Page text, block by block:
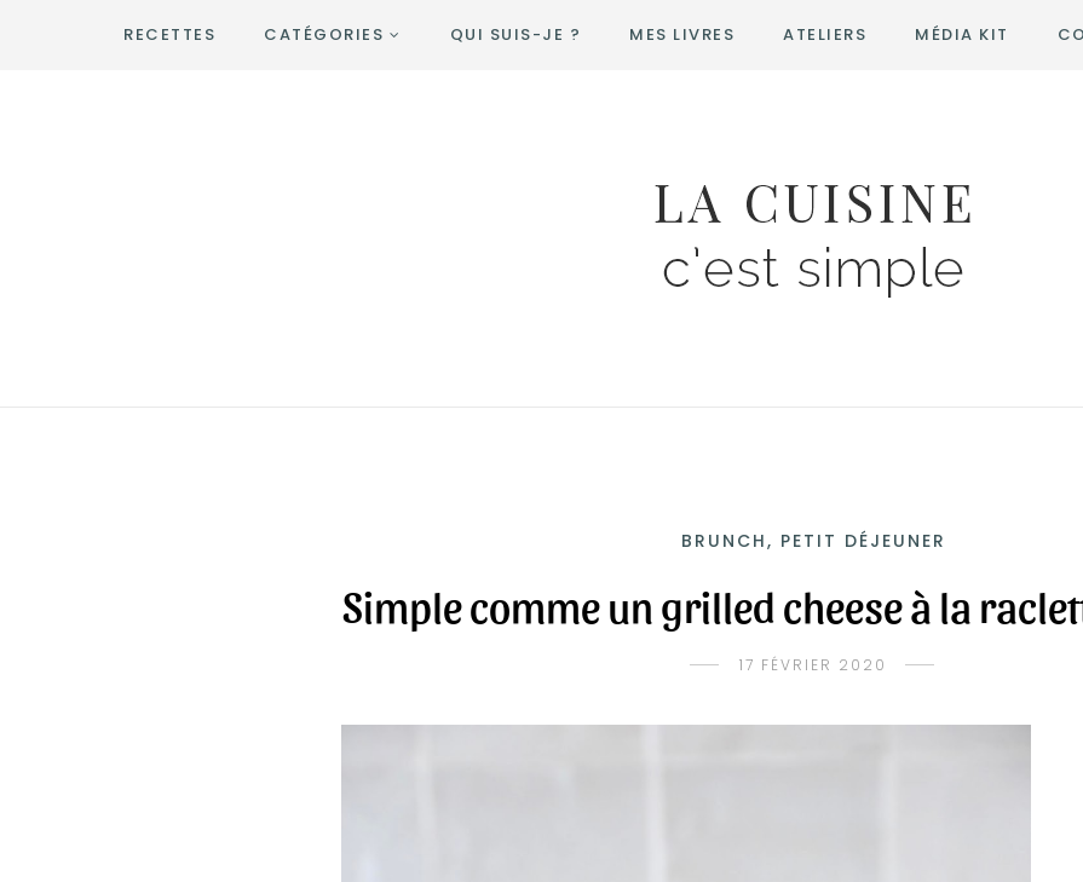
RECETTES CATÉGORIES QUI SUIS-JE ? MES LIVRES ATELIERS MÉDIA KIT
BRUNCH, PETIT DÉJEUNER
Simple comme un grilled cheese à la
17 FÉVRIER 2020